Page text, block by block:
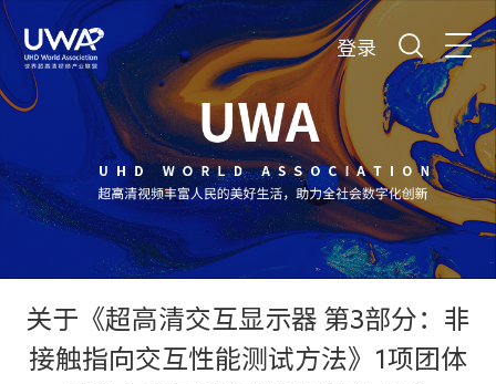
登录
关于《超高清交互显示器 第3部分：非
接触指向交互性能测试方法》1项团体